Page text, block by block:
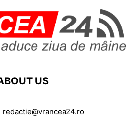
US
redactie@vrancea24.ro